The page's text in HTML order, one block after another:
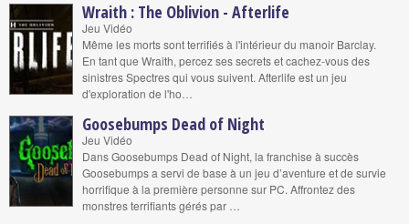
Wraith : The Oblivion - Afterlife
Jeu Vidéo
Même les morts sont terrifiés à l'intérieur du manoir Barclay.
En tant que Wraith, percez ses secrets et cachez-vous des
sinistres Spectres qui vous suivent. Afterlife est un jeu
d'exploration de l'ho…
Goosebumps Dead of Night
Jeu Vidéo
Dans Goosebumps Dead of Night, la franchise à succès
Goosebumps a servi de base à un jeu d’aventure et de survie
horrifique à la première personne sur PC. Affrontez des
monstres terrifiants gérés par …